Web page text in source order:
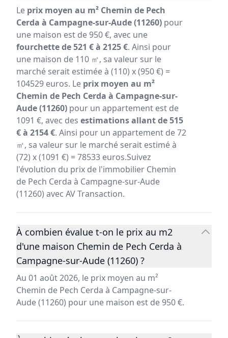
Le prix moyen au m² Chemin de Pech
Cerda à Campagne-sur-Aude (11260) pour
une maison est de 950 €, avec une
fourchette de 521 € à 2125 €. Ainsi pour
une maison de 110 ㎡, sa valeur sur le
marché serait estimée à (110) x (950 €) =
104529 euros. Le prix moyen au m²
Chemin de Pech Cerda à Campagne-sur-
Aude (11260) pour un appartement est de
1091 €, avec des estimations allant de 515
€ à 2154 €. Ainsi pour un appartement de 72
㎡, sa valeur sur le marché serait estimé à
(72) x (1091 €) = 78533 euros.Suivez
l'évolution du prix de l'immobilier Chemin
de Pech Cerda à Campagne-sur-Aude
(11260) avec AV Transaction.
À combien évalue t-on le prix au m2
d'une maison Chemin de Pech Cerda à
Campagne-sur-Aude (11260) ?
Au 01 août 2026, le prix moyen au m²
Chemin de Pech Cerda à Campagne-sur-
Aude (11260) pour une maison est de 950 €.